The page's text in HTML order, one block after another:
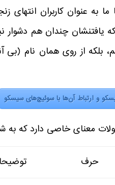
به عنوان کاربران انتهای
چندان هم دشوار
از روی همان نام (بی
و ارتباط آن‌ها با سوئیچ‌های سیسکو
معنای خاصی دارد که به
حرف